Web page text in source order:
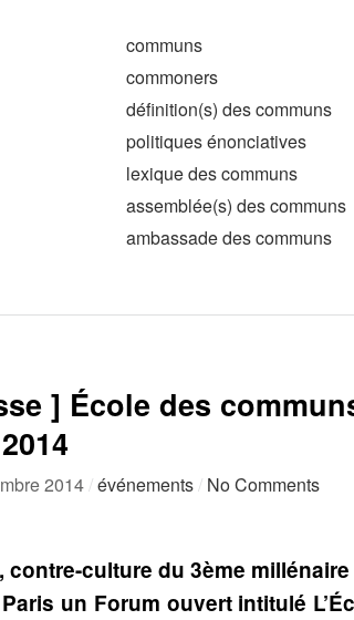
communs
commoners
définition(s) des communs
politiques énonciatives
lexique des communs
assemblée(s) des communs
ambassade des communs
] École des
2014/événements/ No Comments
culture du 3ème
un Forum ouvert intitulé